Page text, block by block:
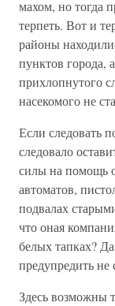
махом, но тогда
терпеть. Вот и
районы
пунктов города,
прихлопнутого
насекомого не
Если следовать
следовало
силы на помощь
автоматов,
подвалах
что оная
белых тапках?
предупредить не
Здесь возможны